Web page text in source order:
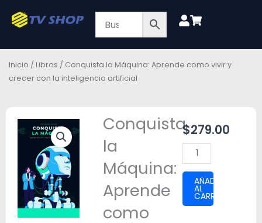
Inicio / Libros / Conquista la Máquina: Aprende como vivir y
crecer con la inteligencia artificial
Conquista
la
Máquina:
Aprende
como
$279.00
Conquista
la
Máquina:
Aprende
como
AÑADIR
AL
CARRITO